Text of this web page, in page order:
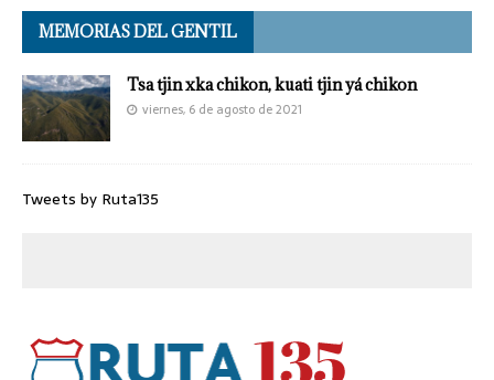
MEMORIAS DEL GENTIL
Tsa tjin xka chikon, kuati tjin yá chikon
viernes, 6 de agosto de 2021
Tweets by Ruta135